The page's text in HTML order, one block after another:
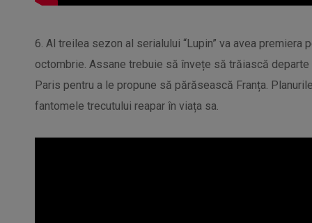
6. Al treilea sezon al serialului “Lupin” va avea
octombrie. Assane trebuie să învețe să trăiască
Paris pentru a le propune să părăsească Franța.
fantomele trecutului reapar în viața sa.